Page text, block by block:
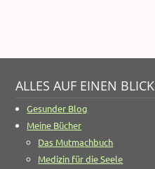
ALLES AUF EINEN BLICK
Gesunder Blog
Meine Bücher
Das Mutmachbuch
Medizin für die Seele